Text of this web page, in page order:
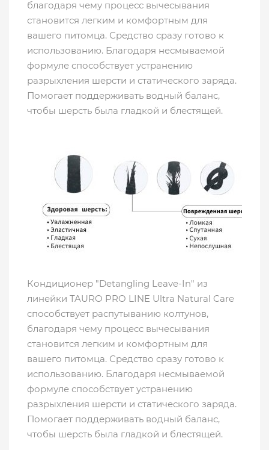
благодаря чему процесс вычесывания
становится легким и комфортным для
вашего питомца. Средство сразу готово к
использованию. Благодаря несмываемой
формуле способствует устранению
разрыхления шерсти и статического заряда.
Помогает поддерживать водный баланс,
чтобы шерсть была гладкой и блестящей.
Кондиционер "Detangling Leave-In" из
линейки TAURO PRO LINE Ultra Natural Care
способствует распутыванию колтунов,
благодаря чему процесс вычесывания
становится легким и комфортным для
вашего питомца. Средство сразу готово к
использованию. Благодаря несмываемой
формуле способствует устранению
разрыхления шерсти и статического заряда.
Помогает поддерживать водный баланс,
чтобы шерсть была гладкой и блестящей.